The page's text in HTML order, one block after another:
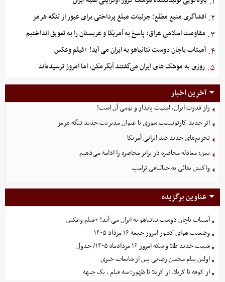
۲. افشاگری منبع مطلع؛ جزئیات مبلغ پرداختی برای عبور از تنگه هرمز
۳. مقاومت اسلامی عراق: پاسخ به آمریکا و عربستان را به تعویق انداختیم
۴. آمیتاب باچان دوست نتانیاهو به ایران می آید! +فیلم وعکس
۵. روزی به موشک‌ های ایران می‌گفتند آبگرمکن، اما امروز ترسیده‌اند
آخرین اخبار
راز قدرت ایران، امنیت پایدار و بومی آن است!
اثر جدید کارتونیست سوری با عنوان مدیریت جدید تنگه هرمز
تحریم‌های جدید ضد ایرانی آمریکا
یمن: معادله محاصره در برابر محاصره را ادامه می‌دهیم
واکنش بقائی به خیالبافی ترامپ
عناوین برگزیده
آمیتاب باچان دوست نتانیاهو به ایران می آید! +فیلم وعکس
وضعیت هوای کشور امروز جمعه ۱۶ مرداد ۱۴۰۵
قیمت جدید طلا و سکه امروز ۱۶ مردادماه ۱۴۰۵/ جدول
اولین پیام محسن رضایی پس از شایعات خبری
از کوفه تا کربلا، از کربلا تا ظهور؛ سه قیام ، یک جبهه